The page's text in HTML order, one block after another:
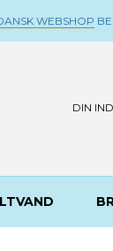
WEBSHOP
DIN